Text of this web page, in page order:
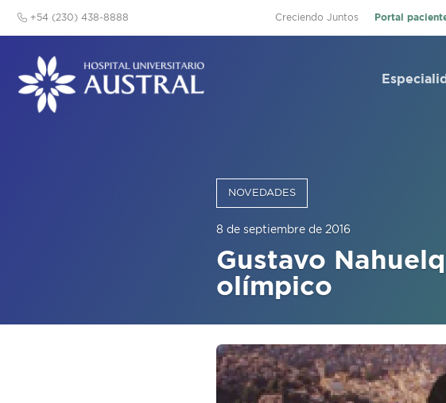
Creciendo Juntos Portal
+54 (230) 438-8888
NOVEDADES
8 de septiembre de 2016
Gustavo
olímpico